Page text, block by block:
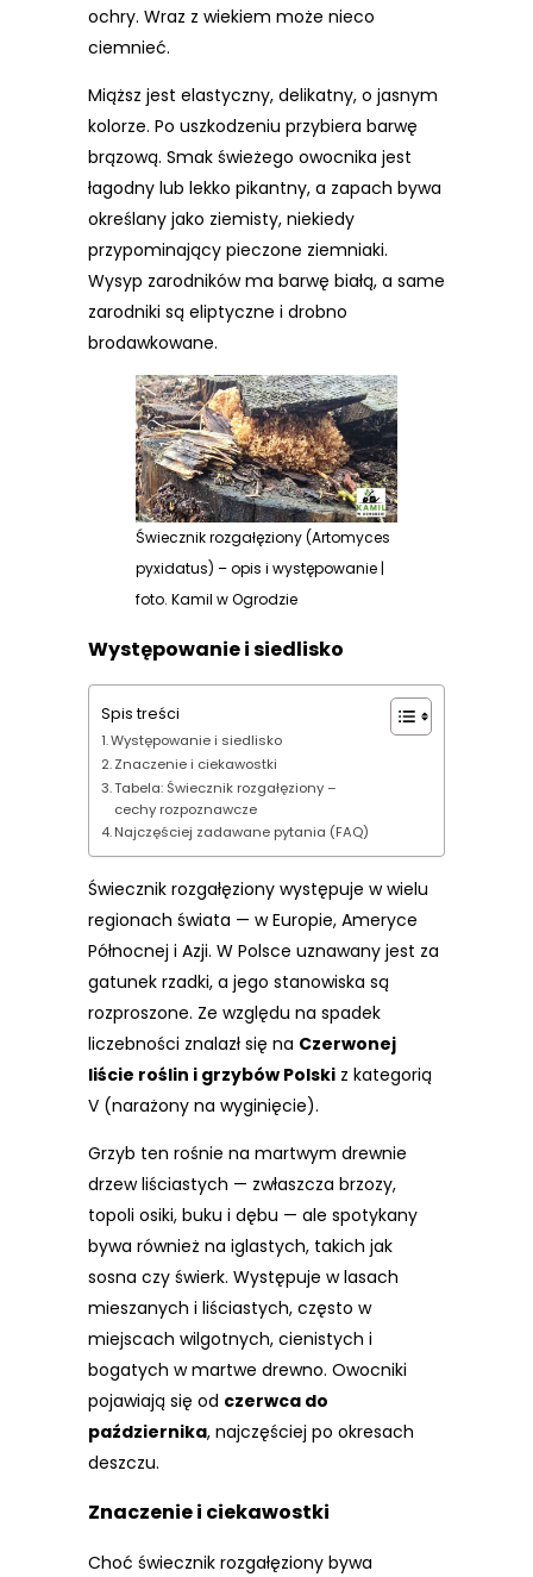
ochry. Wraz z wiekiem może nieco
ciemnieć.
Miąższ jest elastyczny, delikatny, o jasnym
kolorze. Po uszkodzeniu przybiera barwę
brązową. Smak świeżego owocnika jest
łagodny lub lekko pikantny, a zapach bywa
określany jako ziemisty, niekiedy
przypominający pieczone ziemniaki.
Wysyp zarodników ma barwę białą, a same
zarodniki są eliptyczne i drobno
brodawkowane.
Świecznik rozgałęziony (Artomyces
pyxidatus) – opis i występowanie |
foto. Kamil w Ogrodzie
Występowanie i siedlisko
Spis treści
Występowanie i siedlisko
Znaczenie i ciekawostki
Tabela: Świecznik rozgałęziony –
cechy rozpoznawcze
Najczęściej zadawane pytania (FAQ)
Świecznik rozgałęziony występuje w wielu
regionach świata — w Europie, Ameryce
Północnej i Azji. W Polsce uznawany jest za
gatunek rzadki, a jego stanowiska są
rozproszone. Ze względu na spadek
liczebności znalazł się na Czerwonej
liście roślin i grzybów Polski z kategorią
V (narażony na wyginięcie).
Grzyb ten rośnie na martwym drewnie
drzew liściastych — zwłaszcza brzozy,
topoli osiki, buku i dębu — ale spotykany
bywa również na iglastych, takich jak
sosna czy świerk. Występuje w lasach
mieszanych i liściastych, często w
miejscach wilgotnych, cienistych i
bogatych w martwe drewno. Owocniki
pojawiają się od czerwca do
października, najczęściej po okresach
deszczu.
Znaczenie i ciekawostki
Choć świecznik rozgałęziony bywa